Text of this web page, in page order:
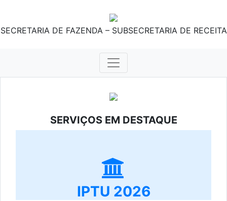
SECRETARIA DE FAZENDA – SUBSECRETARIA DE RECEITA
SERVIÇOS EM DESTAQUE
IPTU 2026